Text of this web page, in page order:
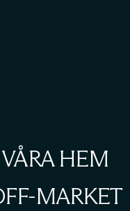
VÅRA HEM
MARKET